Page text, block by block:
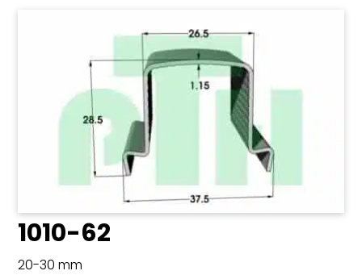
1010-62
20-30 mm